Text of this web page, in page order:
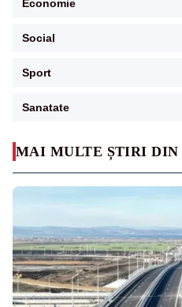
MAI MULTE ȘTIRI DIN
Economie
Social
Sport
Sanatate